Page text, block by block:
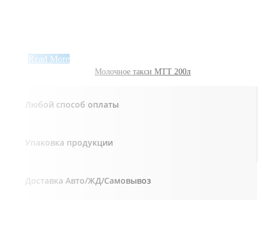
Read More
Молочное такси МТТ 200л
Любой способ оплаты
Упаковка продукции
Доставка Авто/ЖД/Самовывоз